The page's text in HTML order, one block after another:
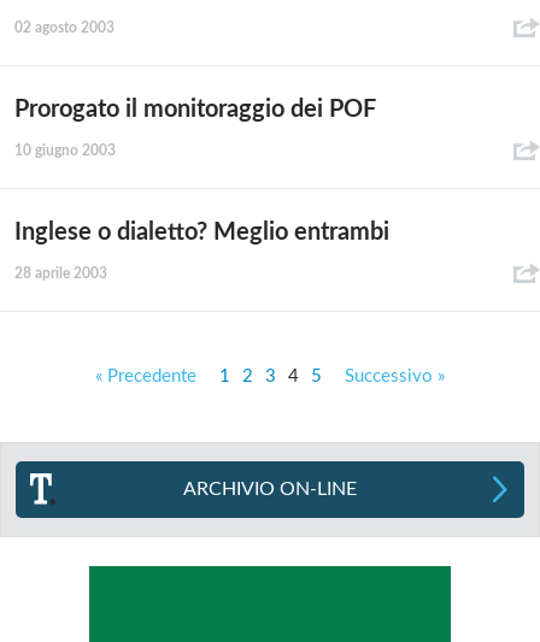
02 agosto 2003
Prorogato il monitoraggio dei POF
10 giugno 2003
Inglese o dialetto? Meglio entrambi
28 aprile 2003
« Precedente 1 2 3 4 5 Successivo »
ARCHIVIO ON-LINE